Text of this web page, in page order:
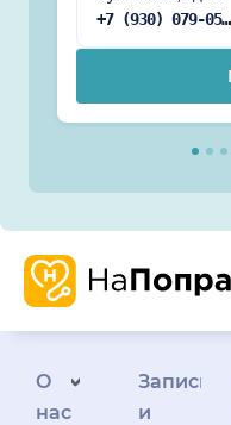
+7 (930) 079-05-14
О
нас
Запись
и